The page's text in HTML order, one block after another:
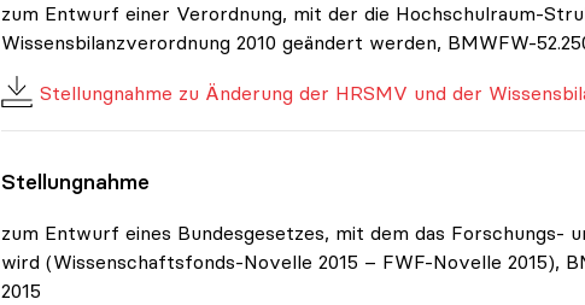
zum Entwurf einer Verordnung, mit der die Hochschulraum-
Wissensbilanzverordnung 2010 geändert werden, BMWFW-
Stellungnahme zu Änderung der HRSMV und der
Stellungnahme
zum Entwurf eines Bundesgesetzes, mit dem das Forschungs-
wird (Wissenschaftsfonds-Novelle 2015 – FWF-Novelle 2015),
2015